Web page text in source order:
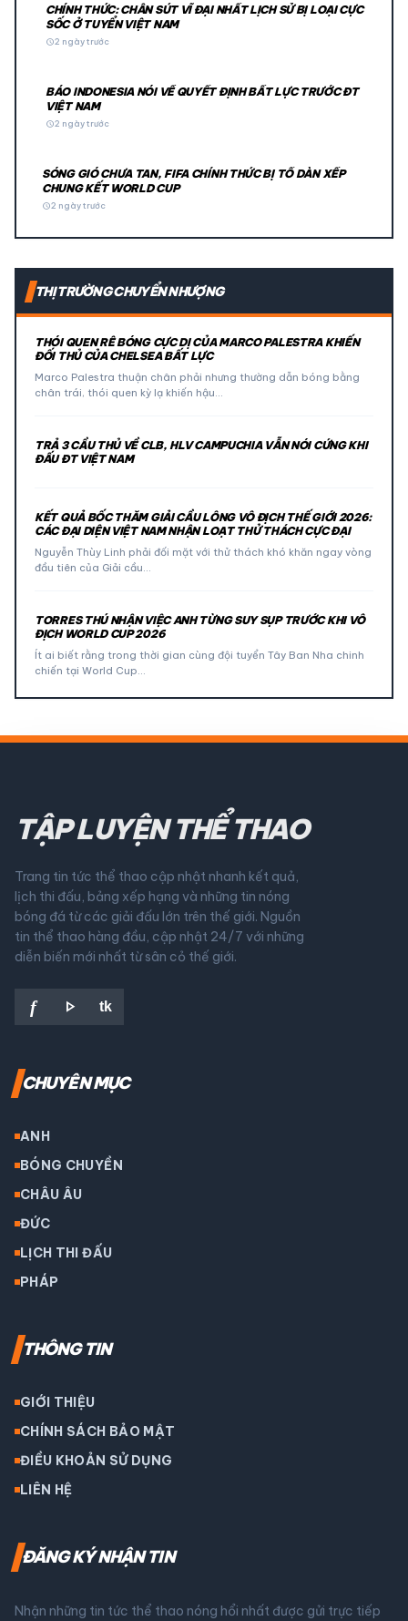
CHÍNH THỨC: CHÂN SÚT VĨ ĐẠI NHẤT LỊCH SỬ BỊ LOẠI CỰC
SỐC Ở TUYỂN VIỆT NAM
schedule2 ngày trước
BÁO INDONESIA NÓI VỀ QUYẾT ĐỊNH BẤT LỰC TRƯỚC ĐT
VIỆT NAM
schedule2 ngày trước
SÓNG GIÓ CHƯA TAN, FIFA CHÍNH THỨC BỊ TỐ DÀN XẾP
CHUNG KẾT WORLD CUP
schedule2 ngày trước
THỊ TRƯỜNG CHUYỂN NHƯỢNG
THÓI QUEN RÊ BÓNG CỰC DỊ CỦA MARCO PALESTRA KHIẾN
ĐỐI THỦ CỦA CHELSEA BẤT LỰC
Marco Palestra thuận chân phải nhưng thường dẫn bóng bằng
chân trái, thói quen kỳ lạ khiến hậu…
TRẢ 3 CẦU THỦ VỀ CLB, HLV CAMPUCHIA VẪN NÓI CỨNG KHI
ĐẤU ĐT VIỆT NAM
KẾT QUẢ BỐC THĂM GIẢI CẦU LÔNG VÔ ĐỊCH THẾ GIỚI 2026:
CÁC ĐẠI DIỆN VIỆT NAM NHẬN LOẠT THỬ THÁCH CỰC ĐẠI
Nguyễn Thùy Linh phải đối mặt với thử thách khó khăn ngay vòng
đầu tiên của Giải cầu…
TORRES THÚ NHẬN VIỆC ANH TỪNG SUY SỤP TRƯỚC KHI VÔ
ĐỊCH WORLD CUP 2026
Ít ai biết rằng trong thời gian cùng đội tuyển Tây Ban Nha chinh
chiến tại World Cup…
TẬP LUYỆN THỂ THAO
Trang tin tức thể thao cập nhật nhanh kết quả,
lịch thi đấu, bảng xếp hạng và những tin nóng
bóng đá từ các giải đấu lớn trên thế giới. Nguồn
tin thể thao hàng đầu, cập nhật 24/7 với những
diễn biến mới nhất từ sân cỏ thế giới.
f play_arrow tk
CHUYÊN MỤC
ANH
BÓNG CHUYỀN
CHÂU ÂU
ĐỨC
LỊCH THI ĐẤU
PHÁP
THÔNG TIN
GIỚI THIỆU
CHÍNH SÁCH BẢO MẬT
ĐIỀU KHOẢN SỬ DỤNG
LIÊN HỆ
ĐĂNG KÝ NHẬN TIN
Nhận những tin tức thể thao nóng hổi nhất được gửi trực tiếp